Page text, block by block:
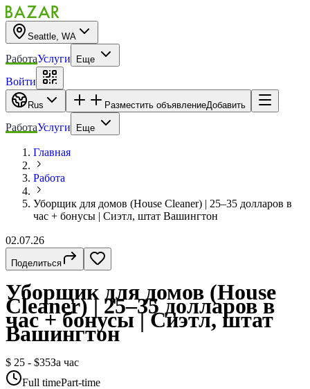
Seattle, WA
РаботаУслуги Еще
Войти
Rus Разместить объявлениеДобавить
РаботаУслуги Еще
Главная
Работа
Уборщик для домов (House Cleaner) | 25–35 долларов в
час + бонусы | Сиэтл, штат Вашингтон
02.07.26
Поделиться
Уборщик для домов (House
Cleaner) | 25–35 долларов в
час + бонусы | Сиэтл, штат
Вашингтон
$ 25 - $35За час
Full timePart-time